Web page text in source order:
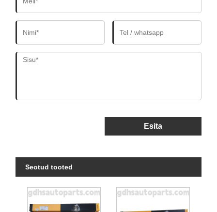
Esita
Seotud tooted